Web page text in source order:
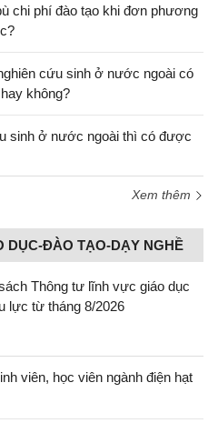
chi phí đào tạo khi đơn phương
cứu sinh ở nước ngoài có
không?
sinh ở nước ngoài thì có được
Xem thêm
DỤC-ĐÀO TẠO-DẠY NGHỀ
Thông tư lĩnh vực giáo dục
lực từ tháng 8/2026
viên, học viên ngành điện hạt